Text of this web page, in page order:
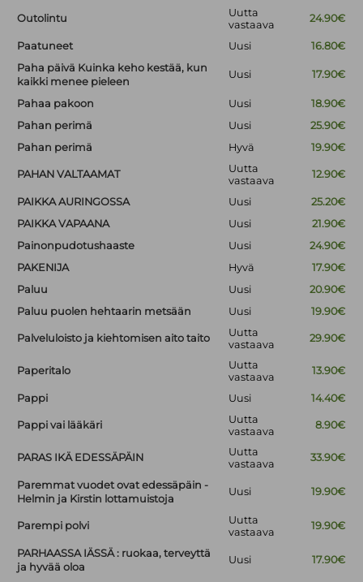
Outolintu
Uutta
vastaava
24.90€
Paatuneet Uusi
16.80€
Paha päivä Kuinka keho kestää, kun
kaikki menee pieleen
Uusi 17.90€
Pahaa pakoon Uusi
18.90€
Pahan perimä
Uusi
25.90€
Pahan perimä
Hyvä 19.90€
PAHAN VALTAAMAT
Uutta
vastaava
12.90€
PAIKKA AURINGOSSA Uusi
25.20€
PAIKKA VAPAANA
Uusi
21.90€
Painonpudotushaaste
Uusi
24.90€
PAKENIJA
Hyvä
17.90€
Paluu
Uusi
20.90€
Paluu puolen hehtaarin metsään
Uusi 19.90€
Palveluloisto ja kiehtomisen aito taito
Uutta
vastaava
29.90€
Paperitalo
Uutta
vastaava
13.90€
Pappi Uusi 14.40€
Pappi vai lääkäri
Uutta
vastaava
8.90€
PARAS IKÄ EDESSÄPÄIN
Uutta
vastaava
33.90€
Paremmat vuodet ovat edessäpäin -
Helmin ja Kirstin lottamuistoja
Uusi 19.90€
Parempi polvi
Uutta
vastaava
19.90€
PARHAASSA IÄSSÄ : ruokaa, terveyttä
ja hyvää oloa
Uusi 17.90€